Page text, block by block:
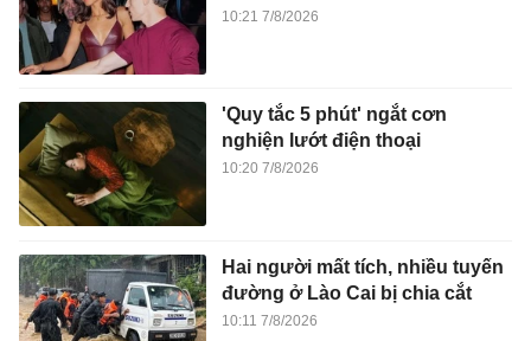
10:21 7/8/2026
'Quy tắc 5 phút' ngắt cơn
nghiện lướt điện thoại
10:20 7/8/2026
Hai người mất tích, nhiều tuyến
đường ở Lào Cai bị chia cắt
10:11 7/8/2026